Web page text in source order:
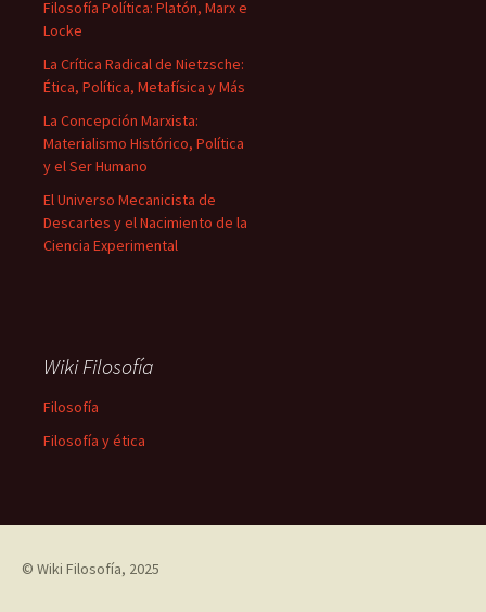
Filosofía Política: Platón, Marx e
Locke
La Crítica Radical de Nietzsche:
Ética, Política, Metafísica y Más
La Concepción Marxista:
Materialismo Histórico, Política
y el Ser Humano
El Universo Mecanicista de
Descartes y el Nacimiento de la
Ciencia Experimental
Wiki Filosofía
Filosofía
Filosofía y ética
© Wiki Filosofía, 2025